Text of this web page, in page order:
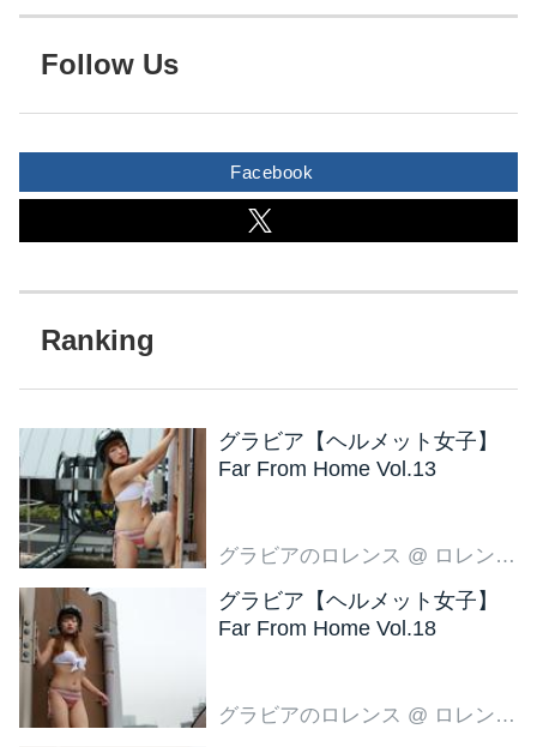
Follow Us
Facebook
グラビア【ヘルメット女子】
Far From Home Vol.13
グラビアのロレンス @ ロレンス編集部
グラビア【ヘルメット女子】
Far From Home Vol.18
グラビアのロレンス @ ロレンス編集部